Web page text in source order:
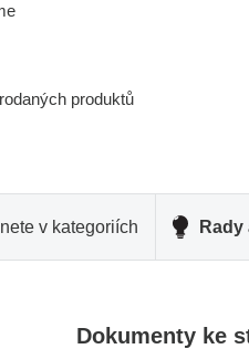
produktů
v kategoriích Rady
Dokumenty ke